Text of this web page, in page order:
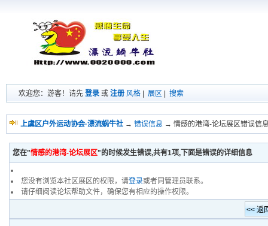
欢迎您：游客！请先 登录 或 注册 风格 展区 搜索
上虞区户外运动协会·漂流蜗牛社 → 错误信息 → 情感的港湾-论坛展区错误信
您在"情感的港湾-论坛展区"的时候发生错误,共有1项,下面是错误的详细信息
您没有浏览本社区展区的权限，请登录或者同管理员联系。
请仔细阅读论坛帮助文件，确保您有相应的操作权限。